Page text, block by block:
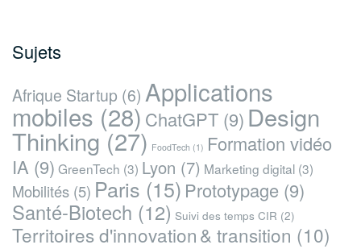
Sujets
Afrique Startup (6) Applications
mobiles (28) ChatGPT (9) Design
Thinking(27) FoodTech (1) Formation vidéo
IA (9) GreenTech (3) Lyon (7) Marketing digital (3)
Mobilités (5) Paris (15) Prototypage (9)
Santé-Biotech (12) Suivi des temps CIR (2)
Territoires d'innovation & transition (10)